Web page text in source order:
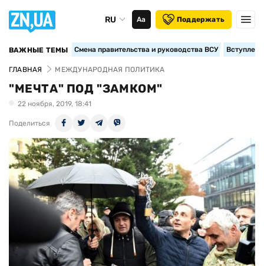
RU Аа Поддержать
ВАЖНЫЕ ТЕМЫ Смена правительства и руководства ВСУ
ГЛАВНАЯ МЕЖДУНАРОДНАЯ ПОЛИТИКА
"МЕЧТА" ПОД "ЗАМКОМ"
22 ноября, 2019, 18:41
Поделиться